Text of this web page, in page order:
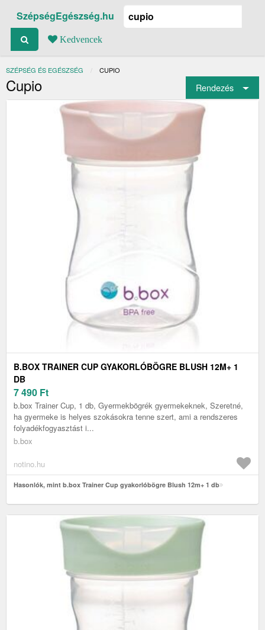
SzépségEgészség.hu
Kedvencek
SZÉPSÉG ÉS EGÉSZSÉG JELENLEGI:
CUPIO
Cupio Rendezés
B.BOX TRAINER CUP GYAKORLÓBÖGRE BLUSH 12M+ 1
DB
7 490 Ft
b.box Trainer Cup, 1 db, Gyermekbögrék gyermekeknek, Szeretné,
ha gyermeke is helyes szokásokra tenne szert, ami a rendszeres
folyadékfogyasztást i...
b.box
notino.hu
Hasonlók, mint b.box Trainer Cup gyakorlóbögre Blush 12m+ 1 db